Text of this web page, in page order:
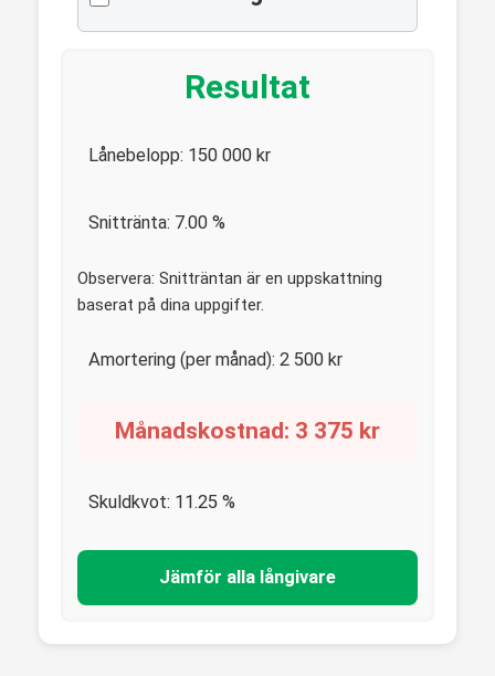
Resultat
Lånebelopp: 150 000 kr
Snittränta: 7.00 %
Observera: Snitträntan är en uppskattning
baserat på dina uppgifter.
Amortering (per månad): 2 500 kr
Månadskostnad: 3 375 kr
Skuldkvot: 11.25 %
Jämför alla långivare